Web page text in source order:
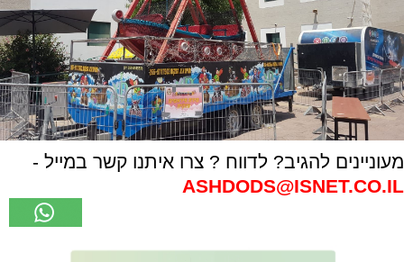
מעוניינים להגיב? לדווח ? צרו איתנו קשר במייל -
ASHDODS@ISNET.CO.IL